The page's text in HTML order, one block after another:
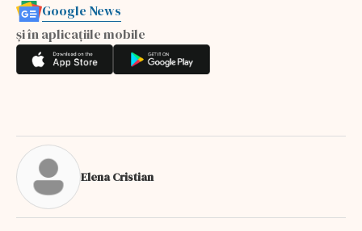
Google News
și în aplicațiile mobile
Elena Cristian